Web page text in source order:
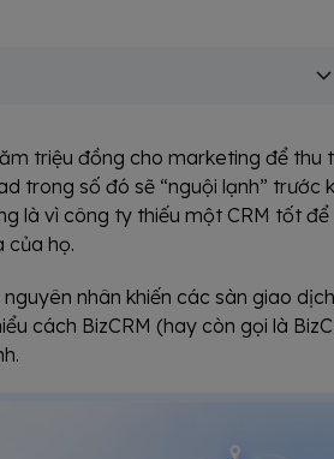
triệu đồng cho marketing để thu
trong số đó sẽ “nguội lạnh” trước
là vì công ty thiếu một CRM tốt để
của họ.
nhân khiến các sàn giao
cách BizCRM (hay còn gọi là